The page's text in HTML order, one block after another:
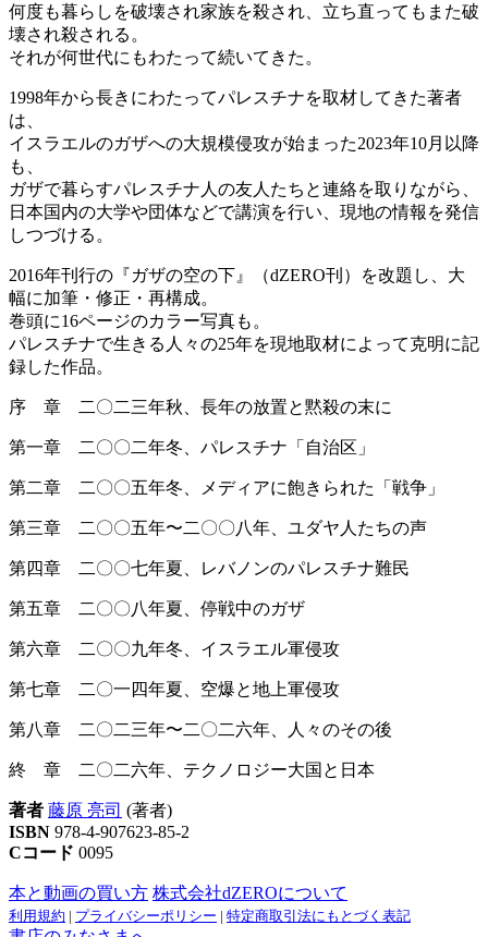
何度も暮らしを破壊され家族を殺され、立ち直ってもまた破
壊され殺される。
それが何世代にもわたって続いてきた。
1998年から長きにわたってパレスチナを取材してきた著者
は、
イスラエルのガザへの大規模侵攻が始まった2023年10月以降
も、
ガザで暮らすパレスチナ人の友人たちと連絡を取りながら、
日本国内の大学や団体などで講演を行い、現地の情報を発信
しつづける。
2016年刊行の『ガザの空の下』（dZERO刊）を改題し、大
幅に加筆・修正・再構成。
巻頭に16ページのカラー写真も。
パレスチナで生きる人々の25年を現地取材によって克明に記
録した作品。
序 章 二〇二三年秋、長年の放置と黙殺の末に
第一章 二〇〇二年冬、パレスチナ「自治区」
第二章 二〇〇五年冬、メディアに飽きられた「戦争」
第三章 二〇〇五年〜二〇〇八年、ユダヤ人たちの声
第四章 二〇〇七年夏、レバノンのパレスチナ難民
第五章 二〇〇八年夏、停戦中のガザ
第六章 二〇〇九年冬、イスラエル軍侵攻
第七章 二〇一四年夏、空爆と地上軍侵攻
第八章 二〇二三年〜二〇二六年、人々のその後
終 章 二〇二六年、テクノロジー大国と日本
著者 藤原 亮司 (著者)
ISBN 978-4-907623-85-2
Cコード 0095
本と動画の買い方 株式会社dZEROについて
利用規約 | プライバシーポリシー | 特定商取引法にもとづく表記